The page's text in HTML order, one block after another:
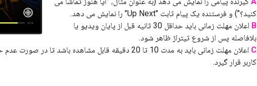
کنید؟") و فرستنده یک پیام ثابت "Up Next" را نمایش می دهد.
B
اعلان مهلت زمانی باید حداقل 30 ثانیه قبل از پایان ویدیو یا
بلافاصله پس از شروع تیتراژ ظاهر شود.
C
اعلان مهلت زمانی باید به مدت 10 تا 20 دقیقه قابل مشاهده
کاربر قرار گیرد.